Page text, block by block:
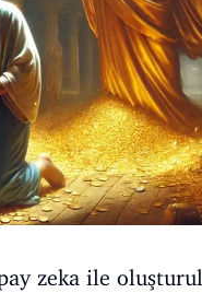
zeka ile